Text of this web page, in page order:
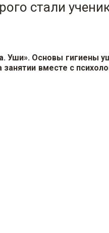
стали
Уши». Основы гигиены
вместе с